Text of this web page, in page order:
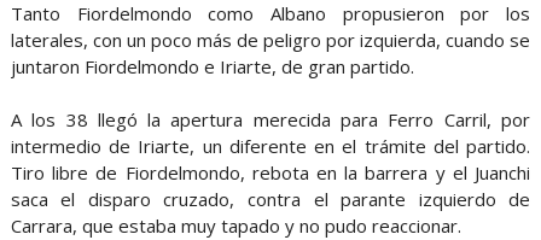
Tanto Fiordelmondo como Albano propusieron por los
laterales, con un poco más de peligro por izquierda, cuando se
juntaron Fiordelmondo e Iriarte, de gran partido.
A los 38 llegó la apertura merecida para Ferro Carril, por
intermedio de Iriarte, un diferente en el trámite del partido.
Tiro libre de Fiordelmondo, rebota en la barrera y el Juanchi
saca el disparo cruzado, contra el parante izquierdo de
Carrara, que estaba muy tapado y no pudo reaccionar.